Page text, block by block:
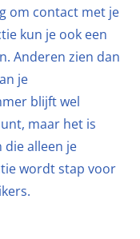
om contact met je
kun je ook een
Anderen zien dan
je
blijft wel
maar het is
alleen je
wordt stap voor